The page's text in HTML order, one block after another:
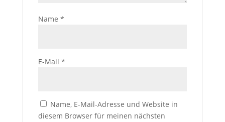
Name *
E-Mail *
Name, E-Mail-Adresse und Website in
diesem Browser für meinen nächsten